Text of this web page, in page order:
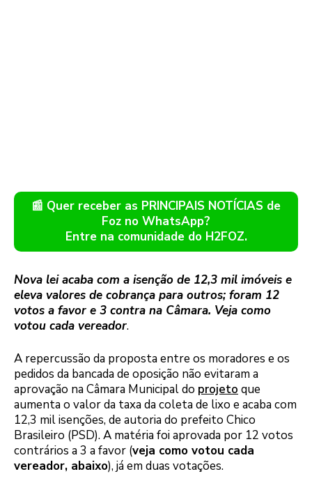
📰 Quer receber as PRINCIPAIS NOTÍCIAS de
Foz no WhatsApp?
Entre na comunidade do H2FOZ.
Nova lei acaba com a isenção de 12,3 mil imóveis e
eleva valores de cobrança para outros; foram 12
votos a favor e 3 contra na Câmara. Veja como
votou cada vereador.
A repercussão da proposta entre os moradores e os
pedidos da bancada de oposição não evitaram a
aprovação na Câmara Municipal do projeto que
aumenta o valor da taxa da coleta de lixo e acaba com
12,3 mil isenções, de autoria do prefeito Chico
Brasileiro (PSD). A matéria foi aprovada por 12 votos
contrários a 3 a favor (veja como votou cada
vereador, abaixo), já em duas votações.